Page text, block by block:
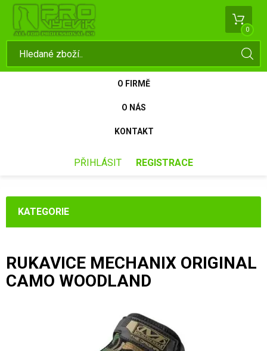
0
O FIRMĚ
O NÁS
KONTAKT
PŘIHLÁSIT REGISTRACE
KATEGORIE
RUKAVICE MECHANIX ORIGINAL
CAMO WOODLAND